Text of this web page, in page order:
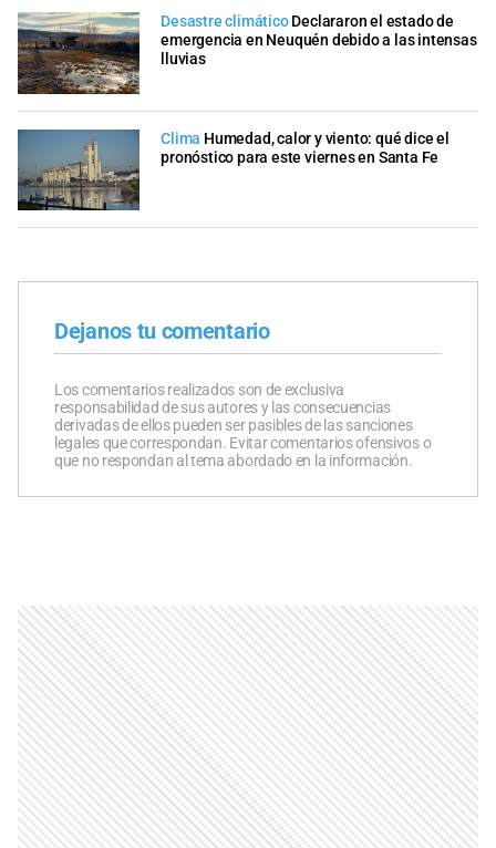
Desastre climáticoDeclararon el estado de
emergencia en Neuquén debido a las intensas
lluvias
Clima Humedad, calor y viento: qué dice el
pronóstico para este viernes en Santa Fe
Dejanos tu comentario
Los comentarios realizados son de exclusiva
responsabilidad de sus autores y las consecuencias
derivadas de ellos pueden ser pasibles de las sanciones
legales que correspondan. Evitar comentarios ofensivos o
que no respondan al tema abordado en la información.